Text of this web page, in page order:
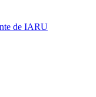
de IARU